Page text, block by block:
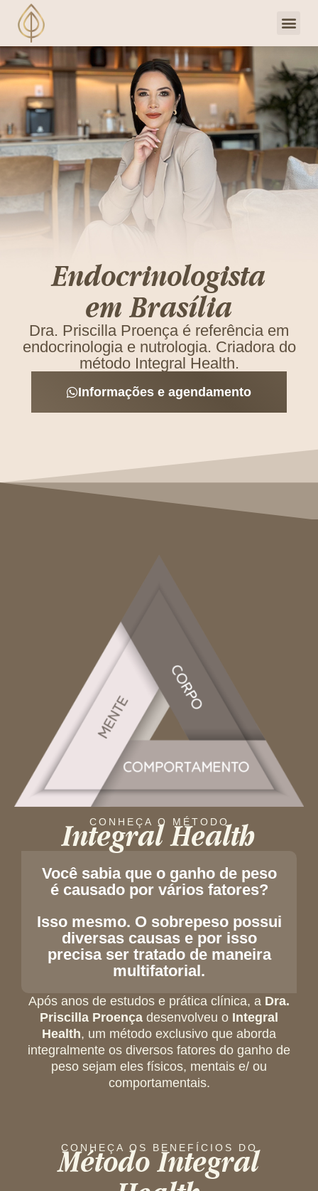
Endocrinologista
em Brasília
Dra. Priscilla Proença é referência em
endocrinologia e nutrologia. Criadora do
método Integral Health.
Informações e agendamento
CONHEÇA O MÉTODO
Integral Health
Você sabia que o ganho de peso
é causado por vários fatores?
Isso mesmo. O sobrepeso possui
diversas causas e por isso
precisa ser tratado de maneira
multifatorial.
Após anos de estudos e prática clínica, a Dra.
Priscilla Proença desenvolveu o Integral
Health, um método exclusivo que aborda
integralmente os diversos fatores do ganho de
peso sejam eles físicos, mentais e/ ou
comportamentais.
CONHEÇA OS BENEFÍCIOS DO
Método Integral